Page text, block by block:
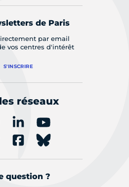
de Paris
par email
vos centres d'intérêt
S'INSCRIRE
réseaux
question ?